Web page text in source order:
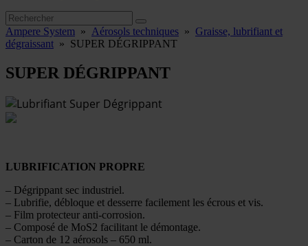
Ampere System » Aérosols techniques » Graisse, lubrifiant et
dégraissant » SUPER DÉGRIPPANT
SUPER DÉGRIPPANT
LUBRIFICATION PROPRE
– Dégrippant sec industriel.
– Lubrifie, débloque et desserre facilement les écrous et vis.
– Film protecteur anti-corrosion.
– Composé de MoS2 facilitant le démontage.
– Carton de 12 aérosols – 650 ml.